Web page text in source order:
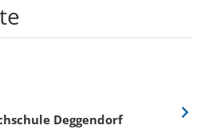
Deggendorf
Eine